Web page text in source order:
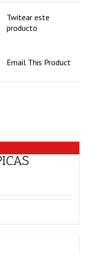
Twitear este
producto
Email This Product